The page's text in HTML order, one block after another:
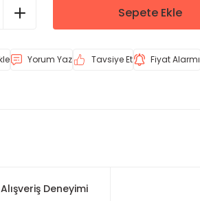
Sepete Ekle
Yorum Yaz Tavsiye Et Fiyat Alarmı
Alışveriş Deneyimi